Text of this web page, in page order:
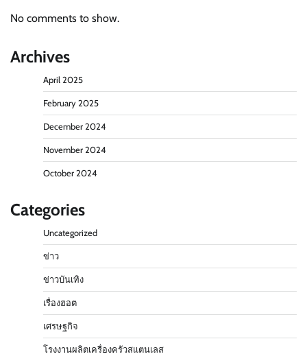
No comments to show.
Archives
April 2025
February 2025
December 2024
November 2024
October 2024
Categories
Uncategorized
ข่าว
ข่าวบันเทิง
เรื่องฮอต
เศรษฐกิจ
โรงงานผลิตเครื่องครัวสแตนเลส